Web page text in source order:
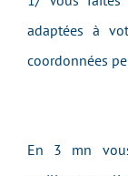
adaptées à
coordonnées
En 3 mn